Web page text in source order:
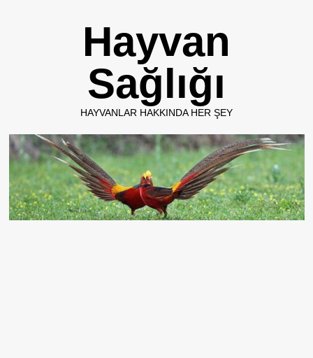
Hayvan
Sağlığı
HAYVANLAR HAKKINDA HER ŞEY